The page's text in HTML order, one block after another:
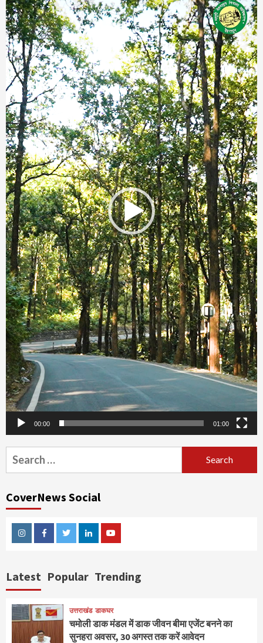
Player
00:00 01:00
Search
for:
CoverNews Social
InstagramFacebookTwitterLinkedinYoutube
Latest Popular Trending
उत्तराखंड डाकघर
चमोली डाक मंडल में डाक जीवन बीमा एजेंट बनने का
सुनहरा अवसर, 30 अगस्त तक करें आवेदन